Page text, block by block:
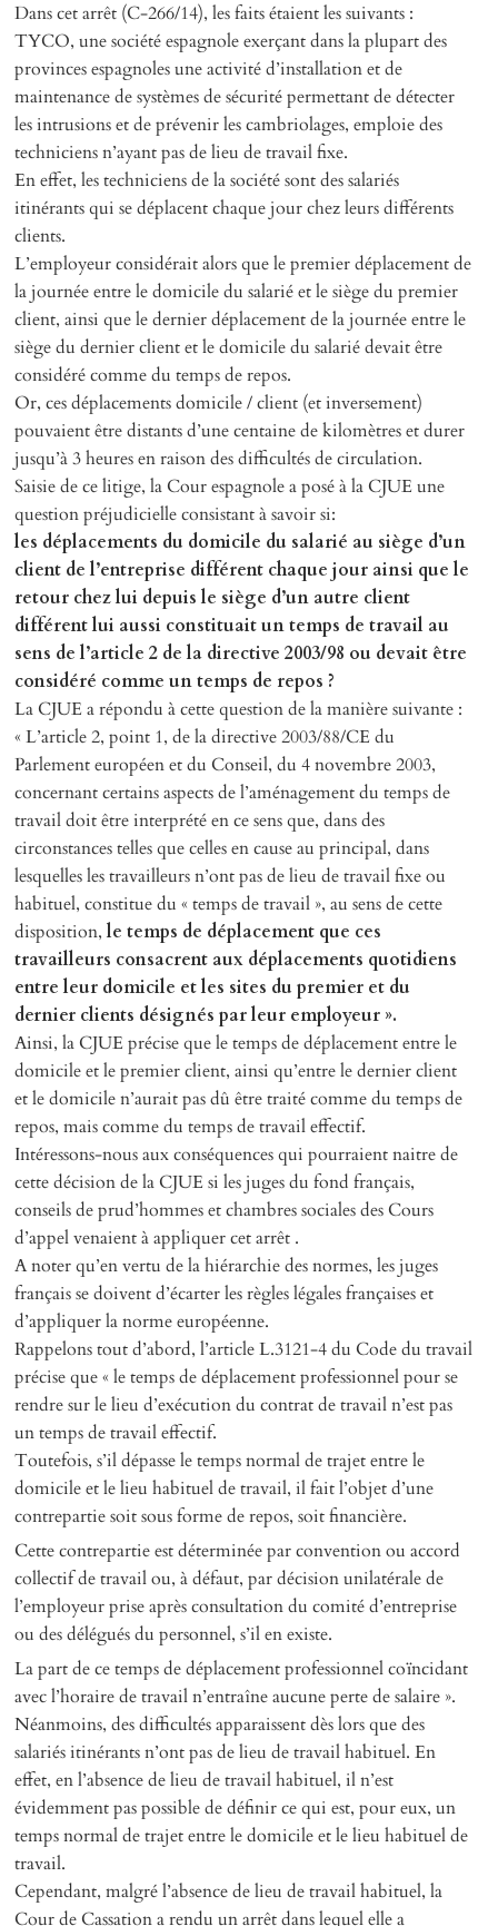
Dans cet arrêt (C-266/14), les faits étaient les suivants :
TYCO, une société espagnole exerçant dans la plupart des
provinces espagnoles une activité d’installation et de
maintenance de systèmes de sécurité permettant de détecter
les intrusions et de prévenir les cambriolages, emploie des
techniciens n’ayant pas de lieu de travail fixe.
En effet, les techniciens de la société sont des salariés
itinérants qui se déplacent chaque jour chez leurs différents
clients.
L’employeur considérait alors que le premier déplacement de
la journée entre le domicile du salarié et le siège du premier
client, ainsi que le dernier déplacement de la journée entre le
siège du dernier client et le domicile du salarié devait être
considéré comme du temps de repos.
Or, ces déplacements domicile / client (et inversement)
pouvaient être distants d’une centaine de kilomètres et durer
jusqu’à 3 heures en raison des difficultés de circulation.
Saisie de ce litige, la Cour espagnole a posé à la CJUE une
question préjudicielle consistant à savoir si:
les déplacements du domicile du salarié au siège d’un
client de l’entreprise différent chaque jour ainsi que le
retour chez lui depuis le siège d’un autre client
différent lui aussi constituait un temps de travail au
sens de l’article 2 de la directive 2003/98 ou devait être
considéré comme un temps de repos ?
La CJUE a répondu à cette question de la manière suivante :
« L’article 2, point 1, de la directive 2003/88/CE du
Parlement européen et du Conseil, du 4 novembre 2003,
concernant certains aspects de l’aménagement du temps de
travail doit être interprété en ce sens que, dans des
circonstances telles que celles en cause au principal, dans
lesquelles les travailleurs n’ont pas de lieu de travail fixe ou
habituel, constitue du « temps de travail », au sens de cette
disposition,le temps de déplacement que ces
travailleurs consacrent aux déplacements quotidiens
entre leur domicile et les sites du premier et du
dernier clients désignés par leur employeur ».
Ainsi, la CJUE précise que le temps de déplacement entre le
domicile et le premier client, ainsi qu’entre le dernier client
et le domicile n’aurait pas dû être traité comme du temps de
repos, mais comme du temps de travail effectif.
Intéressons-nous aux conséquences qui pourraient naitre de
cette décision de la CJUE si les juges du fond français,
conseils de prud’hommes et chambres sociales des Cours
d’appel venaient à appliquer cet arrêt .
A noter qu’en vertu de la hiérarchie des normes, les juges
français se doivent d’écarter les règles légales françaises et
d’appliquer la norme européenne.
Rappelons tout d’abord, l’article L.3121-4 du Code du travail
précise que « le temps de déplacement professionnel pour se
rendre sur le lieu d’exécution du contrat de travail n’est pas
un temps de travail effectif.
Toutefois, s’il dépasse le temps normal de trajet entre le
domicile et le lieu habituel de travail, il fait l’objet d’une
contrepartie soit sous forme de repos, soit financière.
Cette contrepartie est déterminée par convention ou accord
collectif de travail ou, à défaut, par décision unilatérale de
l’employeur prise après consultation du comité d’entreprise
ou des délégués du personnel, s’il en existe.
La part de ce temps de déplacement professionnel coïncidant
avec l’horaire de travail n’entraîne aucune perte de salaire ».
Néanmoins, des difficultés apparaissent dès lors que des
salariés itinérants n’ont pas de lieu de travail habituel. En
effet, en l’absence de lieu de travail habituel, il n’est
évidemment pas possible de définir ce qui est, pour eux, un
temps normal de trajet entre le domicile et le lieu habituel de
travail.
Cependant, malgré l’absence de lieu de travail habituel, la
Cour de Cassation a rendu un arrêt dans lequel elle a